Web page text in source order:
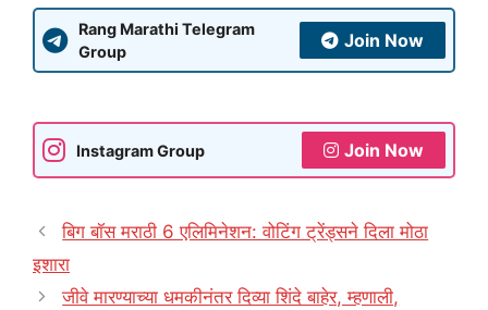
Rang Marathi Telegram
Group
Join Now
Instagram Group Join Now
बिग बॉस मराठी 6 एलिमिनेशन: वोटिंग ट्रेंड्सने दिला मोठा
इशारा
जीवे मारण्याच्या धमकीनंतर दिव्या शिंदे बाहेर, म्हणाली,